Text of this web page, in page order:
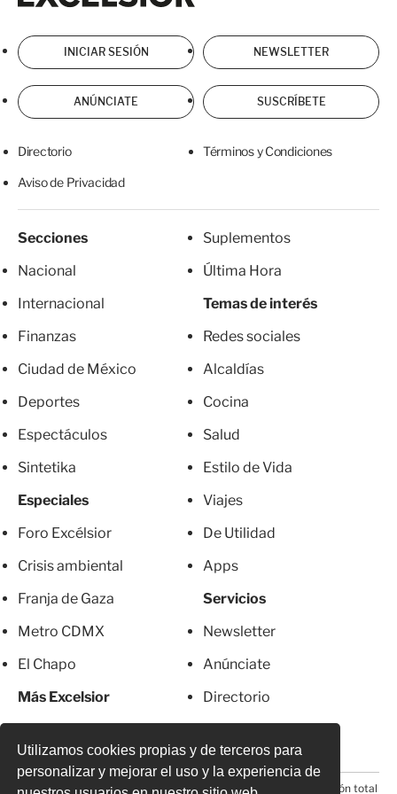
Utilizamos cookies propias y de terceros para
personalizar y mejorar el uso y la experiencia de
INICIAR SESIÓN NEWSLETTER
ANÚNCIATE SUSCRÍBETE
Directorio Términos y Condiciones
Aviso de Privacidad
Secciones
Nacional
Internacional
Finanzas
Ciudad de México
Deportes
Espectáculos
Sintetika
Especiales
Foro Excélsior
Crisis ambiental
Franja de Gaza
Metro CDMX
El Chapo
Más Excelsior
Suplementos
Última Hora
Temas de interés
Redes sociales
Alcaldías
Cocina
Salud
Estilo de Vida
Viajes
De Utilidad
Apps
Servicios
Newsletter
Anúnciate
Directorio
© 2026 Todos los derechos reservados. Prohibida la reproducción total